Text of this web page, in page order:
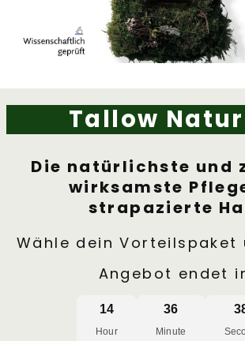
Tallow
Die natürlichste und
wirksamste
strapazierte
Wähle dein Vorteilspaket
Angebot endet
14
Hour
36
Minute